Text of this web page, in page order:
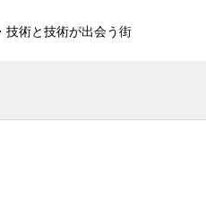
技術と技術が出会う街